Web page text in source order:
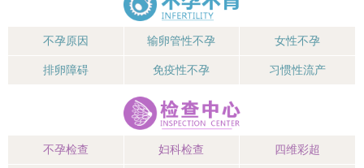
不孕原因 输卵管性不孕 女性不孕
排卵障碍 免疫性不孕 习惯性流产
不孕检查 妇科检查 四维彩超